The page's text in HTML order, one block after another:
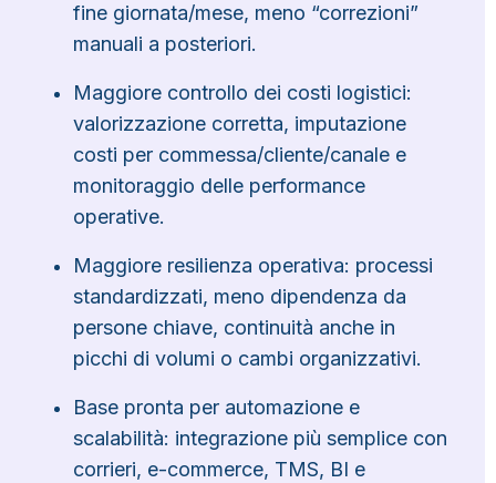
fine giornata/mese, meno “correzioni”
manuali a posteriori.
Maggiore controllo dei costi logistici:
valorizzazione corretta, imputazione
costi per commessa/cliente/canale e
monitoraggio delle performance
operative.
Maggiore resilienza operativa: processi
standardizzati, meno dipendenza da
persone chiave, continuità anche in
picchi di volumi o cambi organizzativi.
Base pronta per automazione e
scalabilità: integrazione più semplice con
corrieri, e-commerce, TMS, BI e